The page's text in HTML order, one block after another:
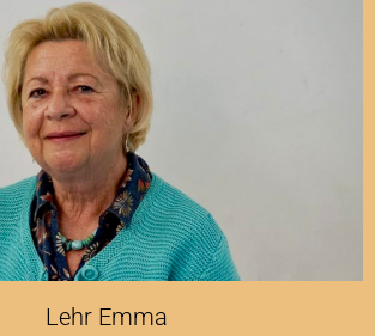
Lehr Emma